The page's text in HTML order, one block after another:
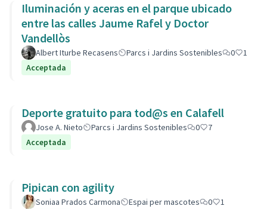
Iluminación y aceras en el parque ubicado
entre las calles Jaume Rafel y Doctor
Vandellòs
Albert Iturbe Recasens Parcs i Jardins Sostenibles 0
1
Acceptada
Deporte gratuito para tod@s en Calafell
Jose A. Nieto Parcs i Jardins Sostenibles 0
7
Acceptada
Pipican con agility
Soniaa Prados Carmona Espai per mascotes 0
1